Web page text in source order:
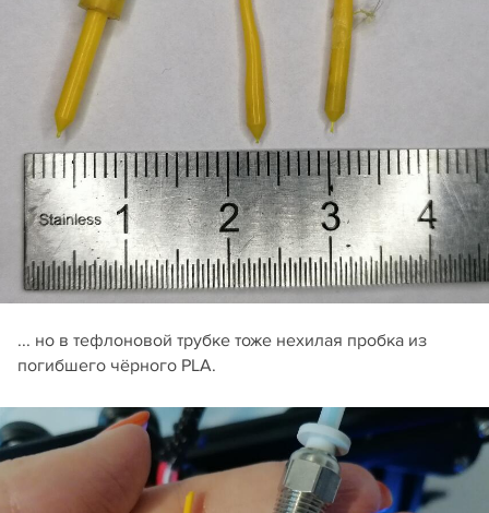
... но в тефлоновой трубке тоже нехилая пробка из
погибшего чёрного PLA.